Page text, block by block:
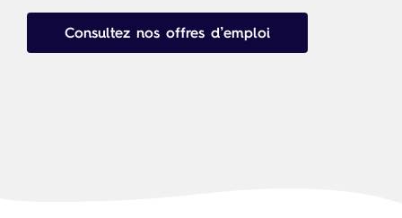
Consultez nos offres d’emploi